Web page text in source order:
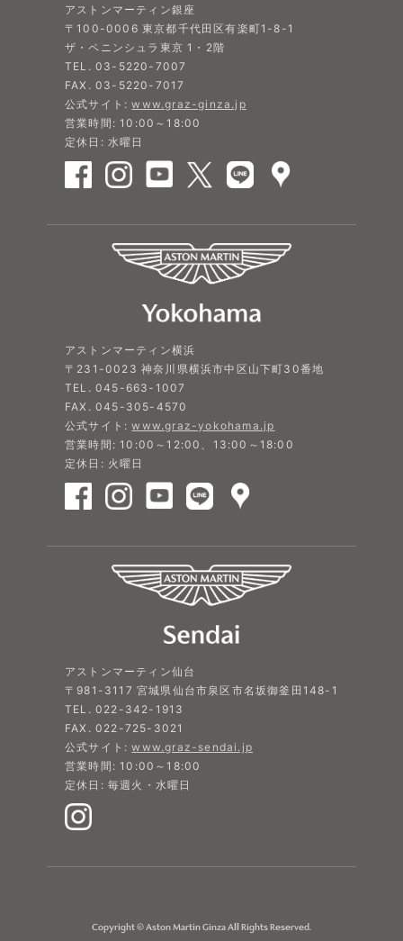
アストンマーティン銀座
〒100-0006 東京都千代田区有楽町1-8-1
ザ・ペニンシュラ東京 1・2階
TEL. 03-5220-7007
FAX. 03-5220-7017
公式サイト:www.graz-ginza.jp
営業時間: 10:00～18:00
定休日: 水曜日
アストンマーティン横浜
〒231-0023 神奈川県横浜市中区山下町30番地
TEL. 045-663-1007
FAX. 045-305-4570
公式サイト:www.graz-yokohama.jp
営業時間: 10:00～12:00、13:00～18:00
定休日: 火曜日
アストンマーティン仙台
〒981-3117 宮城県仙台市泉区市名坂御釜田148-1
TEL. 022-342-1913
FAX. 022-725-3021
公式サイト:www.graz-sendai.jp
営業時間: 10:00～18:00
定休日: 毎週火・水曜日
Copyright © Aston Martin Ginza All Rights Reserved.